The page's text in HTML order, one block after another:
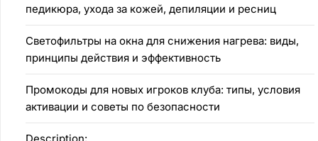
педикюра, ухода за кожей, депиляции и ресниц
Светофильтры на окна для снижения нагрева: виды,
принципы действия и эффективность
Промокоды для новых игроков клуба: типы, условия
активации и советы по безопасности